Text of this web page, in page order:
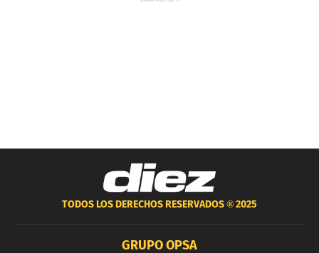
TODOS LOS DERECHOS RESERVADOS ®2025
GRUPO OPSA